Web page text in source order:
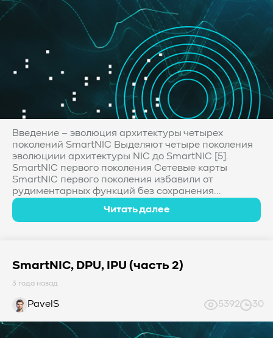
Введение – эволюция архитектуры четырех
поколений SmartNIC Выделяют четыре поколения
эволюциии архитектуры NIC до SmartNIC [5].
SmartNIC первого поколения Сетевые карты
SmartNIC первого поколения избавили от
рудиментарных функций без сохранения...
Читать далее
SmartNIC, DPU, IPU (часть 2)
3 года назад
PavelS 5392 30